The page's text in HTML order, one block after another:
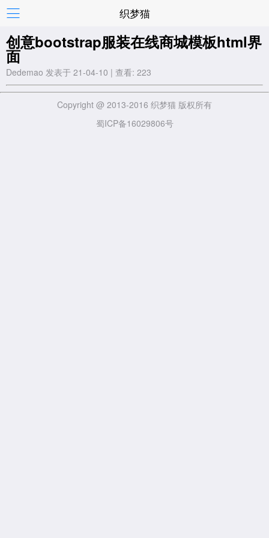
织梦猫
创意bootstrap服装在线商城模板html界
面
Dedemao 发表于 21-04-10 | 查看: 223
Copyright @ 2013-2016 织梦猫 版权所有
蜀ICP备16029806号